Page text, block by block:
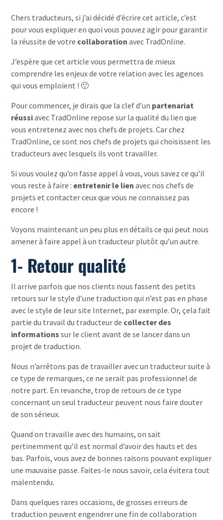
Chers traducteurs, si j’ai décidé d’écrire cet article, c’est
pour vous expliquer en quoi vous pouvez agir pour garantir
la réussite de votre collaboration avec TradOnline.
J’espère que cet article vous permettra de mieux
comprendre les enjeux de votre relation avec les agences
qui vous emploient ! 🙂
Pour commencer, je dirais que la clef d’un partenariat
réussiavec TradOnline repose sur la qualité du lien que
vous entretenez avec nos chefs de projets. Car chez
TradOnline, ce sont nos chefs de projets qui choisissent les
traducteurs avec lesquels ils vont travailler.
Si vous voulez qu’on fasse appel à vous, vous savez ce qu’il
vous reste à faire : entretenir le lien avec nos chefs de
projets et contacter ceux que vous ne connaissez pas
encore !
Voyons maintenant un peu plus en détails ce qui peut nous
amener à faire appel à un traducteur plutôt qu’un autre.
1- Retour qualité
Il arrive parfois que nos clients nous fassent des petits
retours sur le style d’une traduction qui n’est pas en phase
avec le style de leur site Internet, par exemple. Or, çela fait
partie du travail du traducteur de collecter des
informations sur le client avant de se lancer dans un
projet de traduction.
Nous n’arrêtons pas de travailler avec un traducteur suite à
ce type de remarques, ce ne serait pas professionnel de
notre part. En revanche, trop de retours de ce type
concernant un seul traducteur peuvent nous faire douter
de son sérieux.
Quand on travaille avec des humains, on sait
pertinemment qu’il est normal d’avoir des hauts et des
bas. Parfois, vous avez de bonnes raisons pouvant expliquer
une mauvaise passe. Faites-le nous savoir, cela évitera tout
malentendu.
Dans quelques rares occasions, de grosses erreurs de
traduction peuvent engendrer une fin de collaboration